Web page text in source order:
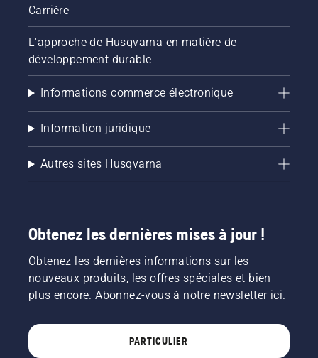
Carrière
L'approche de Husqvarna en matière de
développement durable
Informations commerce électronique
Information juridique
Autres sites Husqvarna
Obtenez les dernières mises à jour !
Obtenez les dernières informations sur les
nouveaux produits, les offres spéciales et bien
plus encore. Abonnez-vous à notre newsletter ici.
PARTICULIER